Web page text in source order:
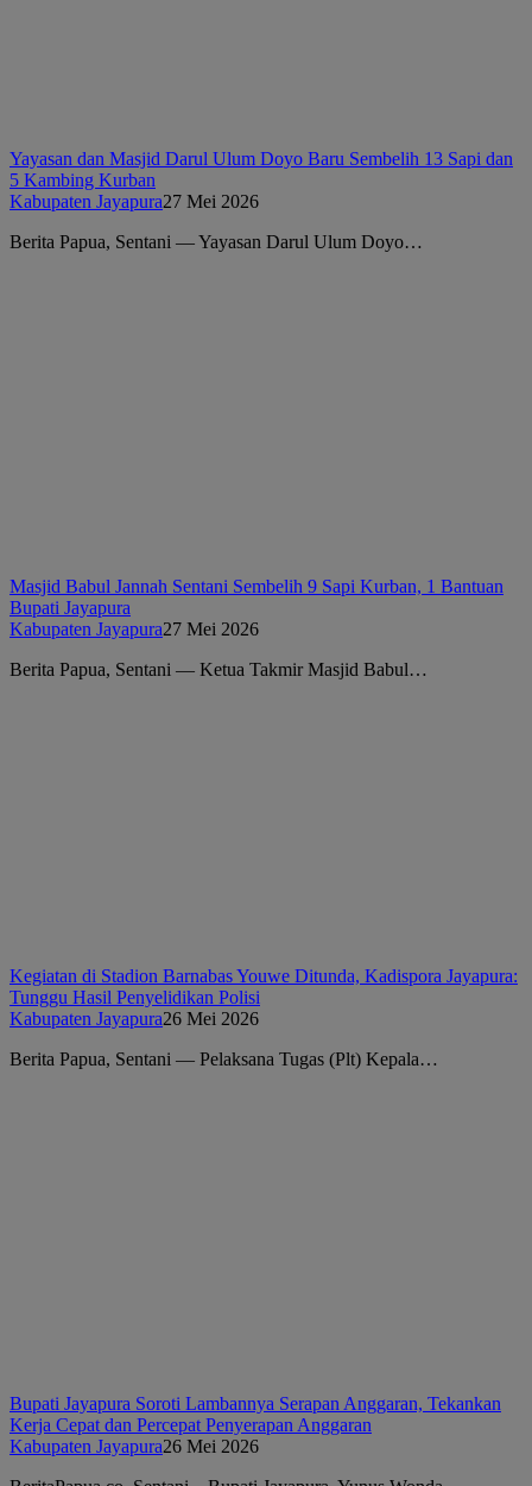
Yayasan dan Masjid Darul Ulum Doyo Baru Sembelih 13 Sapi dan
5 Kambing Kurban
Kabupaten Jayapura27 Mei 2026
Berita Papua, Sentani — Yayasan Darul Ulum Doyo…
Masjid Babul Jannah Sentani Sembelih 9 Sapi Kurban, 1 Bantuan
Bupati Jayapura
Kabupaten Jayapura27 Mei 2026
Berita Papua, Sentani — Ketua Takmir Masjid Babul…
Kegiatan di Stadion Barnabas Youwe Ditunda, Kadispora Jayapura:
Tunggu Hasil Penyelidikan Polisi
Kabupaten Jayapura26 Mei 2026
Berita Papua, Sentani — Pelaksana Tugas (Plt) Kepala…
Bupati Jayapura Soroti Lambannya Serapan Anggaran, Tekankan
Kerja Cepat dan Percepat Penyerapan Anggaran
Kabupaten Jayapura26 Mei 2026